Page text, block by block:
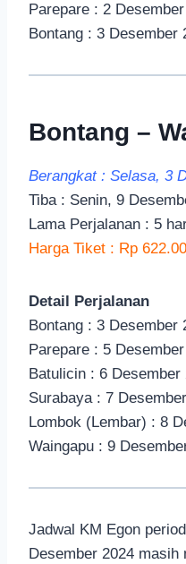
Parepare : 2
Bontang : 3 Desember
Bontang –
Berangkat : Selasa, 3
Tiba : Senin, 9
Lama Perjalanan : 5
Harga Tiket : Rp
Detail Perjalanan
Bontang : 3 Desember
Parepare : 5
Batulicin : 6
Surabaya : 7
Lombok (Lembar) : 8
Waingapu : 9
Jadwal KM Egon
Desember 2024